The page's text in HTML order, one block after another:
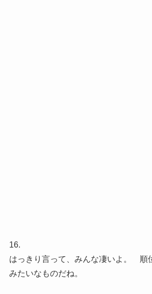
16.
はっきり言って、みんな凄いよ。 順
みたいなものだね。